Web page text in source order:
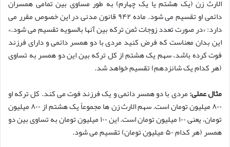
الارث زن (یک هشتم یا یک چهارم) به طور مساوی بین تمامی همسران
دائمی او تقسیم می شود. ماده ۹۴۲ قانون مدنی در این خصوص مقرر می
دارد: «در صورت تعدد زوجات ثمن ترکه بین آنها بالسویه تقسیم می شود.»
این بدان معناست که فرض کنید مردی با دو همسر دائمی و دارای فرزند
فوت کرده باشد، سهم یک هشتم از کل ترکه بین این دو همسر به تساوی
(هر کدام یک شانزدهم) تقسیم خواهد شد.
مثال عملی:مردی با دو همسر دائمی و یک فرزند فوت می کند. کل ترکه او
۸۰۰ میلیون تومان است. سهم الارث زن ها مجموعاً یک هشتم از ۸۰۰ میلیون
تومان، یعنی ۱۰۰ میلیون تومان است. این ۱۰۰ میلیون تومان به تساوی بین دو
همسر (هر کدام ۵۰ میلیون تومان) تقسیم می شود.